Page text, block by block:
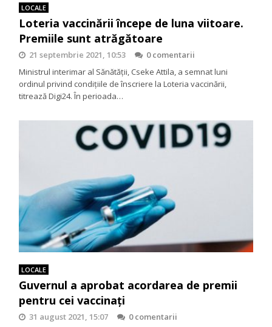
LOCALE
Loteria vaccinării începe de luna viitoare.
Premiile sunt atrăgătoare
21 septembrie 2021, 10:53
0 comentarii
Ministrul interimar al Sănătății, Cseke Attila, a semnat luni
ordinul privind condițiile de înscriere la Loteria vaccinării,
titrează Digi24. În perioada…
LOCALE
Guvernul a aprobat acordarea de premii
pentru cei vaccinați
31 august 2021, 15:07
0 comentarii